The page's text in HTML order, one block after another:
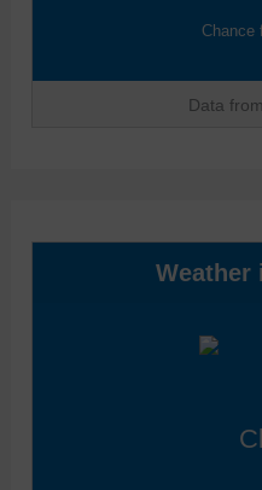
Chance
Data from
Weather